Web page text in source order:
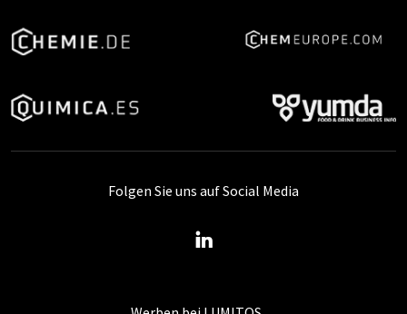
Folgen Sie uns auf Social Media